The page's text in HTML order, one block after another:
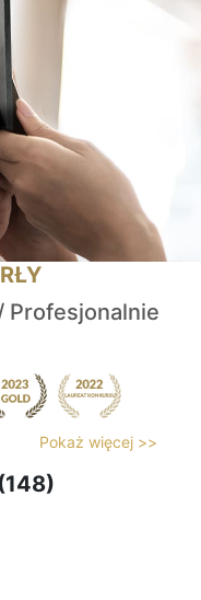
Profesjonalnie
Pokaż więcej >>